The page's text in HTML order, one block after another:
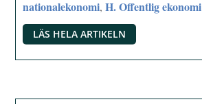
nationalekonomi,H. Offentlig ekonomi
LÄS HELA ARTIKELN